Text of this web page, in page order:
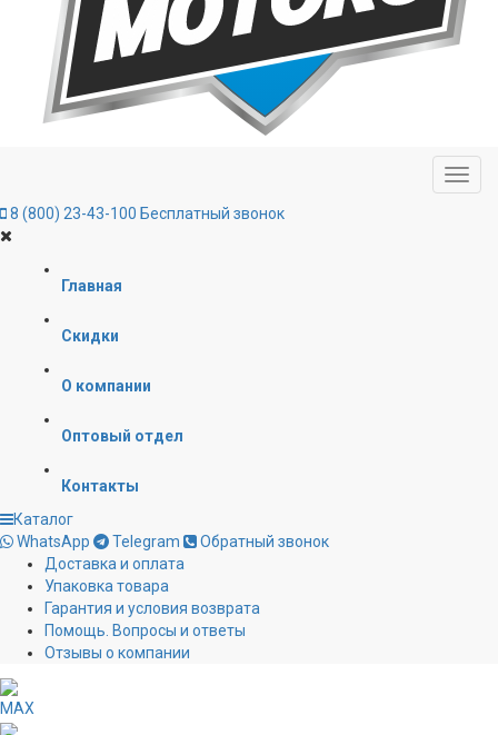
8 (800) 23-43-100 Бесплатный звонок
Главная
Скидки
О компании
Оптовый отдел
Контакты
Каталог
WhatsApp
Telegram
Обратный звонок
Доставка и оплата
Упаковка товара
Гарантия и условия возврата
Помощь. Вопросы и ответы
Отзывы о компании
MAX